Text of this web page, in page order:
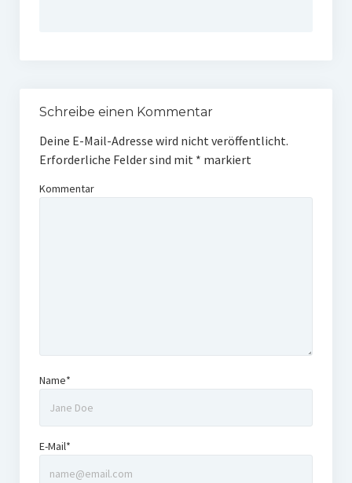
Schreibe einen Kommentar
Deine E-Mail-Adresse wird nicht veröffentlicht.
Erforderliche Felder sind mit * markiert
Kommentar
Name*
E-Mail*